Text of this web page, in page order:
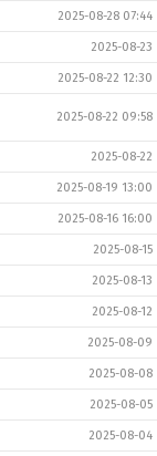
2025-08-28 07:44
2025-08-23
2025-08-22 12:30
2025-08-22 09:58
2025-08-22
2025-08-19 13:00
2025-08-16 16:00
2025-08-15
2025-08-13
2025-08-12
2025-08-09
2025-08-08
2025-08-05
2025-08-04